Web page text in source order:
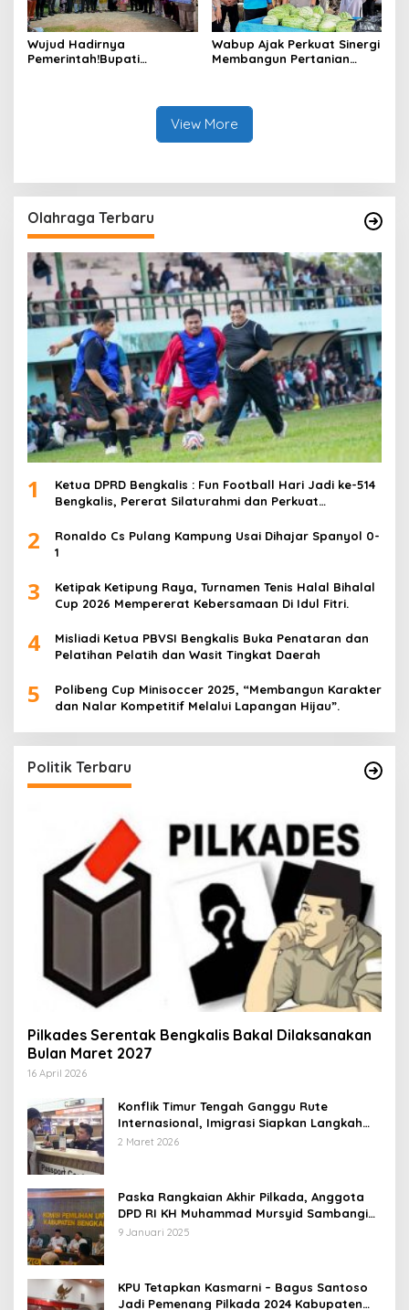
Wujud Hadirnya
Pemerintah!Bupati
Wabup Ajak Perkuat Sinergi
Membangun Pertanian
View More
Olahraga Terbaru
1
Ketua DPRD Bengkalis : Fun Football Hari Jadi ke-514
Bengkalis, Pererat Silaturahmi dan Perkuat
2
Ronaldo Cs Pulang Kampung Usai Dihajar Spanyol 0-
1
3
Ketipak Ketipung Raya, Turnamen Tenis Halal Bihalal
Cup 2026 Mempererat Kebersamaan Di Idul Fitri.
4
Misliadi Ketua PBVSI Bengkalis Buka Penataran dan
Pelatihan Pelatih dan Wasit Tingkat Daerah
5
Polibeng Cup Minisoccer 2025, “Membangun Karakter
dan Nalar Kompetitif Melalui Lapangan Hijau”.
Politik Terbaru
Pilkades Serentak Bengkalis Bakal Dilaksanakan
Bulan Maret 2027
16 April 2026
Konflik Timur Tengah Ganggu Rute
Internasional, Imigrasi Siapkan Langkah
Antisipatif
2 Maret 2026
Paska Rangkaian Akhir Pilkada, Anggota
DPD RI KH Muhammad Mursyid Sambangi
KPU Bengkalis
9 Januari 2025
KPU Tetapkan Kasmarni – Bagus Santoso
Jadi Pemenang Pilkada 2024 Kabupaten